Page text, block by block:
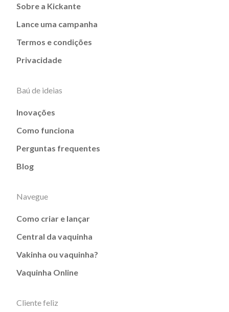
Sobre a Kickante
Lance uma campanha
Termos e condições
Privacidade
Baú de ideias
Inovações
Como funciona
Perguntas frequentes
Blog
Navegue
Como criar e lançar
Central da vaquinha
Vakinha ou vaquinha?
Vaquinha Online
Cliente feliz